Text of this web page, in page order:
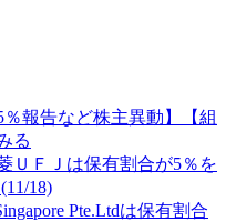
報告など株主異動】【組
る
ＵＦＪは保有割合が5％を
18)
Pte.Ltdは保有割合